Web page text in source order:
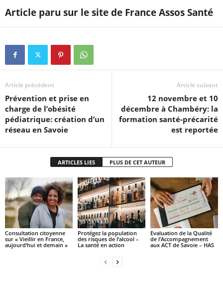
Article paru sur le site de France Assos Santé
Article précédent
Prévention et prise en
charge de l’obésité
pédiatrique: création d’un
réseau en Savoie
Article suivant
12 novembre et 10
décembre à Chambéry: la
formation santé-précarité
est reportée
ARTICLES LIES PLUS DE CET AUTEUR
Consultation citoyenne
sur « Vieillir en France,
aujourd’hui et demain »
Protégez la population
des risques de l’alcool –
La santé en action
Evaluation de la Qualité
de l’Accompagnement
aux ACT de Savoie – HAS